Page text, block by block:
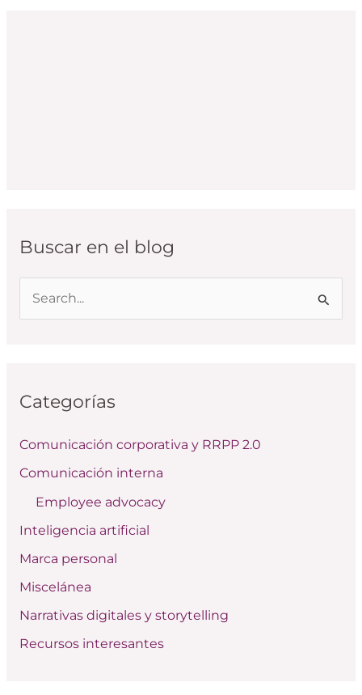
Buscar en el blog
a
p
o
:
Categorías
Comunicación corporativa y RRPP 2.0
Comunicación interna
Employee advocacy
Inteligencia artificial
Marca personal
Miscelánea
Narrativas digitales y storytelling
Recursos interesantes